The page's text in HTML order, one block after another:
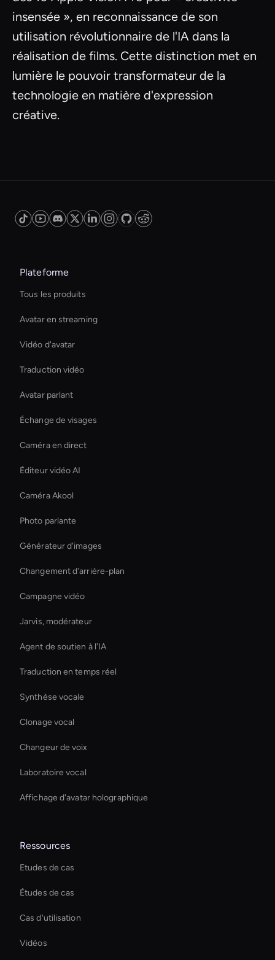
insensée », en reconnaissance de son
utilisation révolutionnaire de l'IA dans la
réalisation de films. Cette distinction met en
lumière le pouvoir transformateur de la
technologie en matière d'expression
créative.
Plateforme
Tous les produits
Avatar en streaming
Vidéo d'avatar
Traduction vidéo
Avatar parlant
Échange de visages
Caméra en direct
Éditeur vidéo AI
Caméra Akool
Photo parlante
Générateur d'images
Changement d'arrière-plan
Campagne vidéo
Jarvis, modérateur
Agent de soutien à l'IA
Traduction en temps réel
Synthèse vocale
Clonage vocal
Changeur de voix
Laboratoire vocal
Affichage d'avatar holographique
Ressources
Etudes de cas
Études de cas
Cas d'utilisation
Vidéos